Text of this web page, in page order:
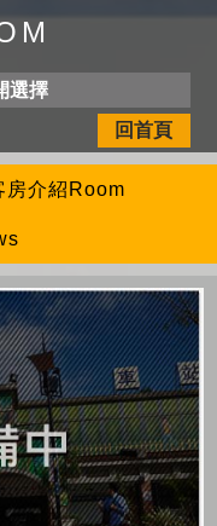
選擇
回首頁
房介紹Room